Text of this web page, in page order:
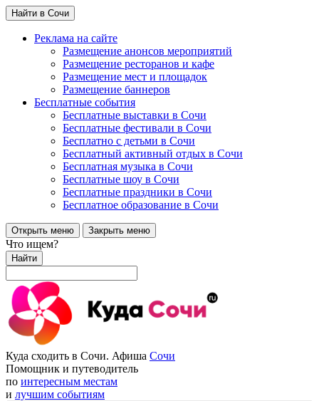
Найти в Сочи
Реклама на сайте
Размещение анонсов мероприятий
Размещение ресторанов и кафе
Размещение мест и площадок
Размещение баннеров
Бесплатные события
Бесплатные выставки в Сочи
Бесплатные фестивали в Сочи
Бесплатно с детьми в Сочи
Бесплатный активный отдых в Сочи
Бесплатная музыка в Сочи
Бесплатные шоу в Сочи
Бесплатные праздники в Сочи
Бесплатное образование в Сочи
Открыть меню Закрыть меню
Что ищем?
Найти
Куда сходить в Сочи. Афиша Сочи
Помощник и путеводитель
по интересным местам
и лучшим событиям